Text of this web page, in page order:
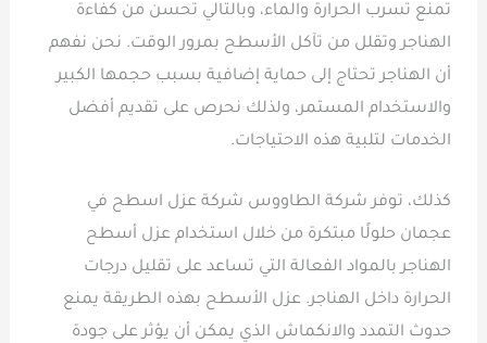
تمنع تسرب الحرارة والماء، وبالتالي تحسن من كفاءة
الهناجر وتقلل من تآكل الأسطح بمرور الوقت. نحن نفهم
أن الهناجر تحتاج إلى حماية إضافية بسبب حجمها الكبير
والاستخدام المستمر، ولذلك نحرص على تقديم أفضل
الخدمات لتلبية هذه الاحتياجات.
كذلك، توفر شركة الطاووس شركة عزل اسطح في
عجمان حلولًا مبتكرة من خلال استخدام عزل أسطح
الهناجر بالمواد الفعالة التي تساعد على تقليل درجات
الحرارة داخل الهناجر. عزل الأسطح بهذه الطريقة يمنع
حدوث التمدد والانكماش الذي يمكن أن يؤثر على جودة